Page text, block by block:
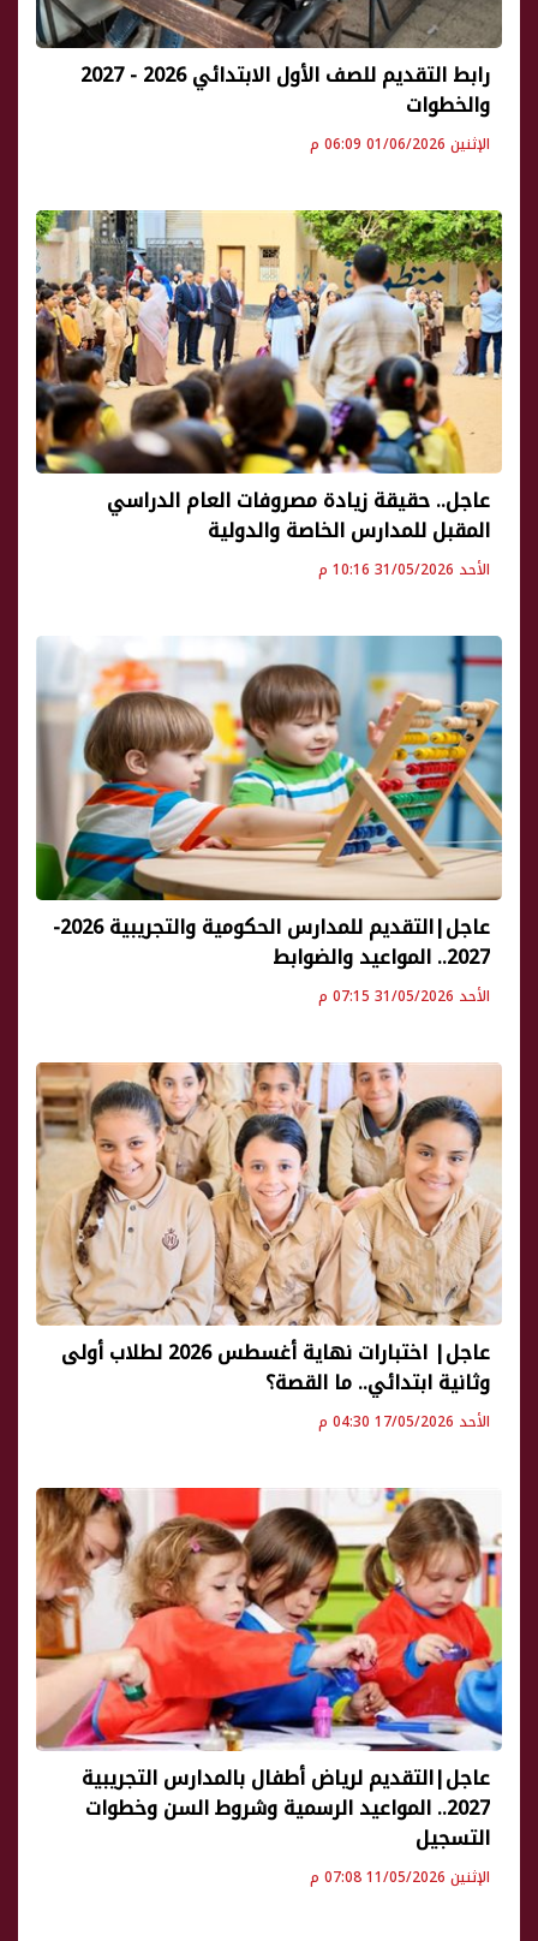
رابط التقديم للصف الأول الابتدائي 2026 - 2027
والخطوات
الإثنين 01/06/2026 06:09 م
عاجل.. حقيقة زيادة مصروفات العام الدراسي
المقبل للمدارس الخاصة والدولية
الأحد 31/05/2026 10:16 م
عاجل|التقديم للمدارس الحكومية والتجريبية 2026-
2027.. المواعيد والضوابط
الأحد 31/05/2026 07:15 م
عاجل| اختبارات نهاية أغسطس 2026 لطلاب أولى
وثانية ابتدائي.. ما القصة؟
الأحد 17/05/2026 04:30 م
عاجل|التقديم لرياض أطفال بالمدارس التجريبية
2027.. المواعيد الرسمية وشروط السن وخطوات
التسجيل
الإثنين 11/05/2026 07:08 م